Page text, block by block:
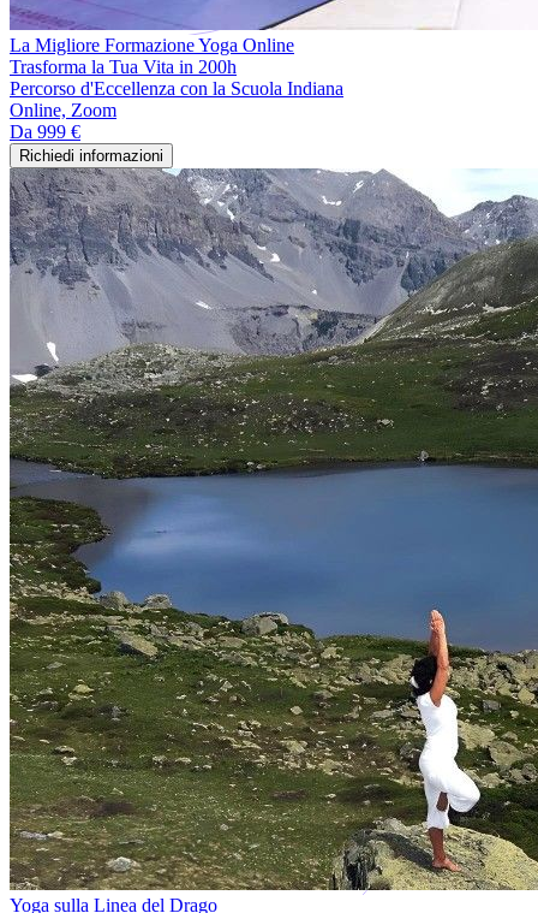
La Migliore Formazione Yoga Online
Trasforma la Tua Vita in 200h
Percorso d'Eccellenza con la Scuola Indiana
Online, Zoom
Da 999 €
Richiedi informazioni
Yoga sulla Linea del Drago